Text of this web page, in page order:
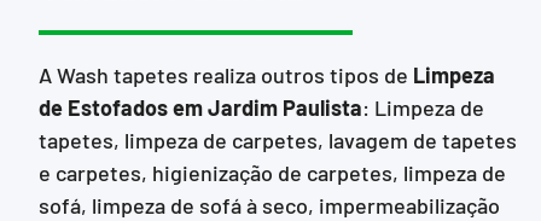
A Wash tapetes realiza outros tipos de Limpeza
de Estofadosem Jardim Paulista: Limpeza de
tapetes, limpeza de carpetes, lavagem de tapetes
e carpetes, higienização de carpetes, limpeza de
sofá, limpeza de sofá à seco, impermeabilização